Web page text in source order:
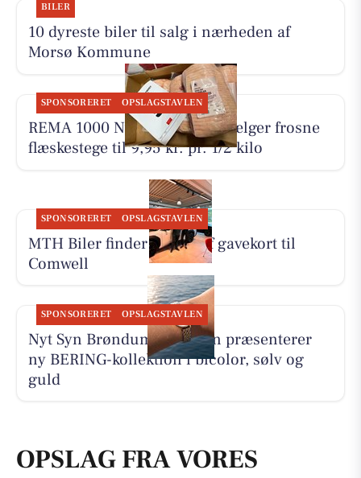
BILER
10 dyreste biler til salg i nærheden af
Morsø Kommune
SPONSORERET OPSLAGSTAVLEN
REMA 1000 Nykøbing Mors sælger frosne
flæskestege til 9,95 kr. pr. 1/2 kilo
SPONSORERET OPSLAGSTAVLEN
MTH Biler finder vinder af gavekort til
Comwell
SPONSORERET OPSLAGSTAVLEN
Nyt Syn Brøndum Jeppesen præsenterer
ny BERING-kollektion i bicolor, sølv og
guld
OPSLAG FRA VORES